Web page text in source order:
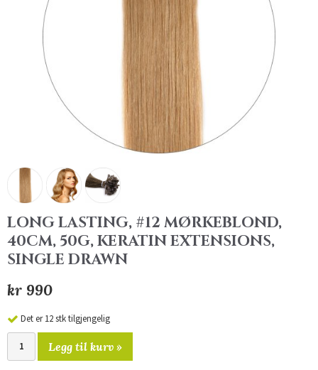
LONG LASTING, #12 MØRKEBLOND,
40CM, 50G, KERATIN EXTENSIONS,
SINGLE DRAWN
kr 990
Det er 12 stk tilgjengelig
Legg til kurv »